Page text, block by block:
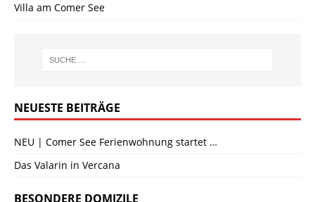
Villa am Comer See
NEUESTE BEITRÄGE
NEU | Comer See Ferienwohnung startet …
Das Valarin in Vercana
BESONDERE DOMIZILE